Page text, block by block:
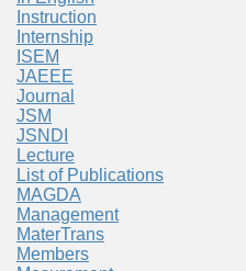
Instruction
Internship
ISEM
JAEEE
Journal
JSM
JSNDI
Lecture
List of Publications
MAGDA
Management
MaterTrans
Members